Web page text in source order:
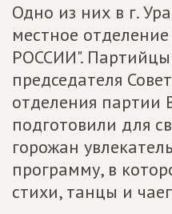
Одно из них в г.
местное
РОССИИ".
председателя
отделения партии
подготовили для
горожан
программу, в
стихи, танцы и